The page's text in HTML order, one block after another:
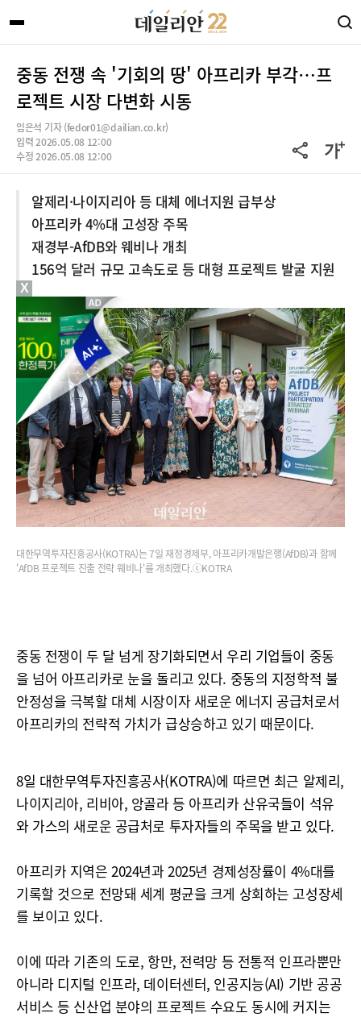
중동 전쟁 속 '기회의 땅' 아프리카 부각…프
로젝트 시장 다변화 시동
임은석 기자 (fedor01@dailian.co.kr)
입력 2026.05.08 12:00
수정 2026.05.08 12:00
알제리·나이지리아 등 대체 에너지원 급부상
아프리카 4%대 고성장 주목
재경부-AfDB와 웨비나 개최
156억 달러 규모 고속도로 등 대형 프로젝트 발굴 지원
대한무역투자진흥공사(KOTRA)는 7일 재정경제부, 아프리카개발은행(AfDB)과 함께
'AfDB 프로젝트 진출 전략 웨비나'를 개최했다.ⓒKOTRA
중동 전쟁이 두 달 넘게 장기화되면서 우리 기업들이 중동
을 넘어 아프리카로 눈을 돌리고 있다. 중동의 지정학적 불
안정성을 극복할 대체 시장이자 새로운 에너지 공급처로서
아프리카의 전략적 가치가 급상승하고 있기 때문이다.
8일 대한무역투자진흥공사(KOTRA)에 따르면 최근 알제리,
나이지리아, 리비아, 앙골라 등 아프리카 산유국들이 석유
와 가스의 새로운 공급처로 투자자들의 주목을 받고 있다.
아프리카 지역은 2024년과 2025년 경제성장률이 4%대를
기록할 것으로 전망돼 세계 평균을 크게 상회하는 고성장세
를 보이고 있다.
이에 따라 기존의 도로, 항만, 전력망 등 전통적 인프라뿐만
아니라 디지털 인프라, 데이터센터, 인공지능(AI) 기반 공공
서비스 등 신산업 분야의 프로젝트 수요도 동시에 커지는
X